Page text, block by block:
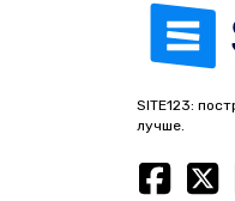
SITE123:
лучше.